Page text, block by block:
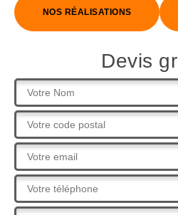
NOS RÉALISATIONS
Devis